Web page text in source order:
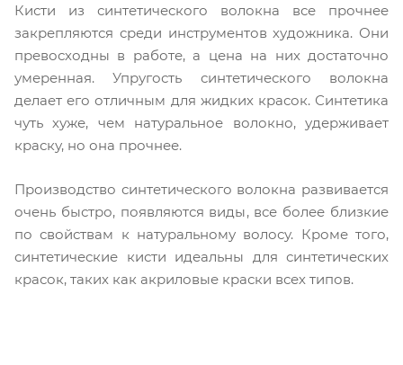
Кисти из синтетического волокна все прочнее
закрепляются среди инструментов художника. Они
превосходны в работе, а цена на них достаточно
умеренная. Упругость синтетического волокна
делает его отличным для жидких красок. Синтетика
чуть хуже, чем натуральное волокно, удерживает
краску, но она прочнее.
Производство синтетического волокна развивается
очень быстро, появляются виды, все более близкие
по свойствам к натуральному волосу. Кроме того,
синтетические кисти идеальны для синтетических
красок, таких как акриловые краски всех типов.